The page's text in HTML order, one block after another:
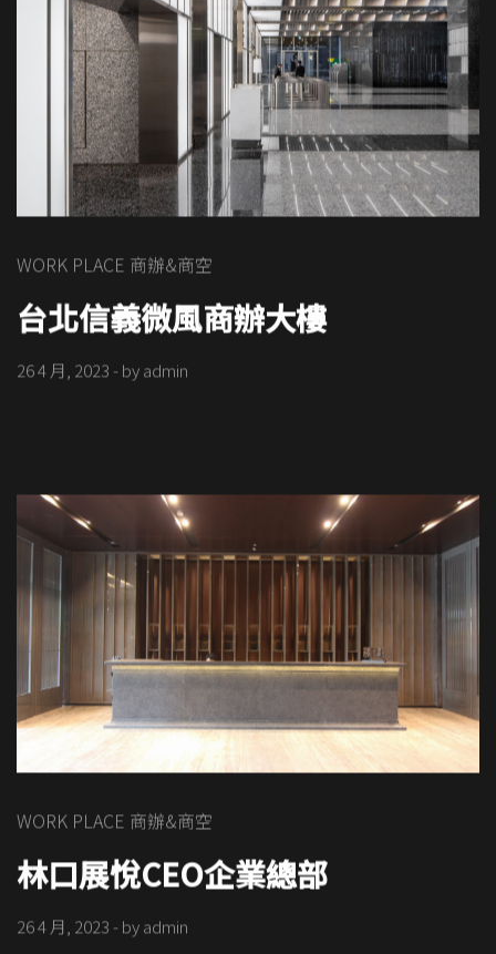
WORK PLACE 商辦&商空
台北信義微風商辦大樓
26 4 月, 2023 - byadmin
WORK PLACE 商辦&商空
林口展悅CEO企業總部
26 4 月, 2023 - byadmin